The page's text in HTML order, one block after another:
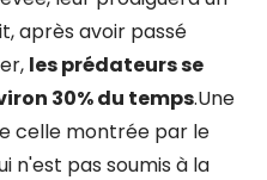
après avoir passé
les prédateurs se
30% du temps.Une
celle montrée par le
n'est pas soumis à la